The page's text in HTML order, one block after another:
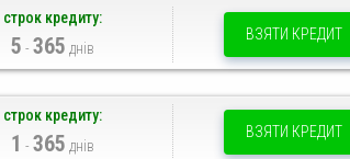
строк кредиту:
5 -365 днів
ВЗЯТИ КРЕДИТ
строк кредиту:
1 -365 днів
ВЗЯТИ КРЕДИТ